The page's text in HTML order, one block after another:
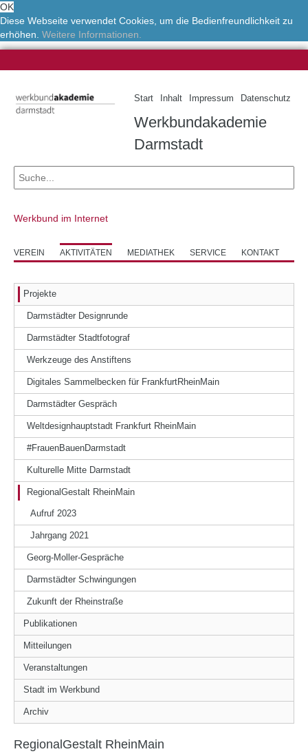
OK
Diese Webseite verwendet Cookies, um die Bedienfreundlichkeit zu
erhöhen. Weitere Informationen.
Start Inhalt Impressum Datenschutz
Werkbundakademie
Darmstadt
Werkbund im Internet
VEREIN AKTIVITÄTEN MEDIATHEK SERVICE KONTAKT
Projekte
Darmstädter Designrunde
Darmstädter Stadtfotograf
Werkzeuge des Anstiftens
Digitales Sammelbecken für FrankfurtRheinMain
Darmstädter Gespräch
Weltdesignhauptstadt Frankfurt RheinMain
#FrauenBauenDarmstadt
Kulturelle Mitte Darmstadt
RegionalGestalt RheinMain
Aufruf 2023
Jahrgang 2021
Georg-Moller-Gespräche
Darmstädter Schwingungen
Zukunft der Rheinstraße
Publikationen
Mitteilungen
Veranstaltungen
Stadt im Werkbund
Archiv
RegionalGestalt RheinMain